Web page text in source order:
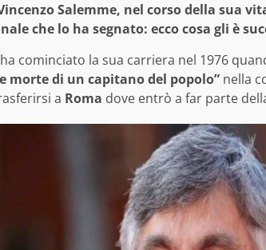
Salemme, nel corso della sua
che lo ha segnato: ecco cosa gli è
ha cominciato la sua carriera nel 1976
morte di un capitano del popolo” nella
a Roma dove entrò a far parte